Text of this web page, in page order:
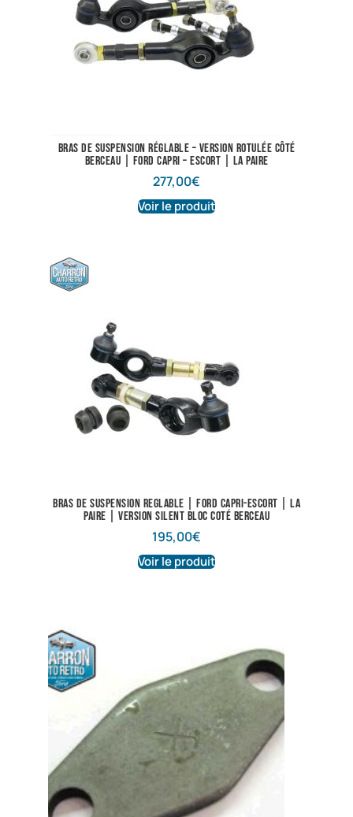
Bras de suspension réglable – Version rotulée côté
berceau | Ford Capri – Escort | La paire
277,00€
Voir le produit
Bras de suspension reglable | Ford Capri-Escort | La
paire | Version silent bloc coté berceau
195,00€
Voir le produit